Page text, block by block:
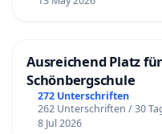
Ausreichend Platz
Schönbergschule
272 Unterschriften
262 Unterschriften / 30
8 Jul 2026